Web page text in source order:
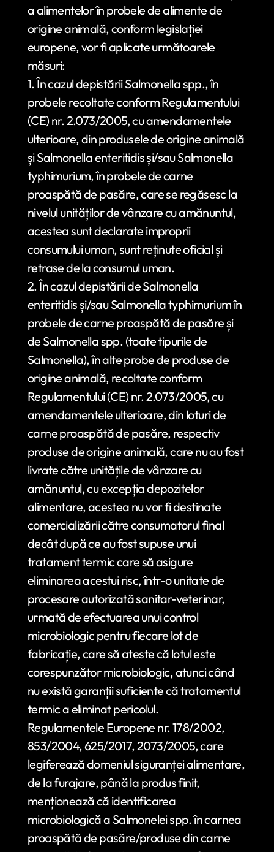
a alimentelor în probele de alimente de
origine animală, conform legislației
europene, vor fi aplicate următoarele
măsuri:
1. În cazul depistării Salmonella spp., în
probele recoltate conform Regulamentului
(CE) nr. 2.073/2005, cu amendamentele
ulterioare, din produsele de origine animală
și Salmonella enteritidis și/sau Salmonella
typhimurium, în probele de carne
proaspătă de pasăre, care se regăsesc la
nivelul unităților de vânzare cu amănuntul,
acestea sunt declarate improprii
consumului uman, sunt reținute oficial și
retrase de la consumul uman.
2. În cazul depistării de Salmonella
enteritidis și/sau Salmonella typhimurium în
probele de carne proaspătă de pasăre și
de Salmonella spp. (toate tipurile de
Salmonella), în alte probe de produse de
origine animală, recoltate conform
Regulamentului (CE) nr. 2.073/2005, cu
amendamentele ulterioare, din loturi de
carne proaspătă de pasăre, respectiv
produse de origine animală, care nu au fost
livrate către unitățile de vânzare cu
amănuntul, cu excepția depozitelor
alimentare, acestea nu vor fi destinate
comercializării către consumatorul final
decât după ce au fost supuse unui
tratament termic care să asigure
eliminarea acestui risc, într-o unitate de
procesare autorizată sanitar-veterinar,
urmată de efectuarea unui control
microbiologic pentru fiecare lot de
fabricație, care să ateste că lotul este
corespunzător microbiologic, atunci când
nu există garanții suficiente că tratamentul
termic a eliminat pericolul.
Regulamentele Europene nr. 178/2002,
853/2004, 625/2017, 2073/2005, care
legiferează domeniul siguranței alimentare,
de la furajare, până la produs finit,
menționează că identificarea
microbiologică a Salmonelei spp. în carnea
proaspătă de pasăre/produse din carne